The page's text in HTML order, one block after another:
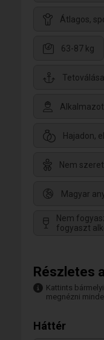
Átlagos,
63-87 kg
Hajadon,
Nem
Magyar
Nem
fogyaszt
Részletes
Kattints
megnézni
Háttér